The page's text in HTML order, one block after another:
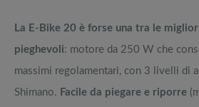
La E-Bike 20 è forse una tra le
pieghevoli: motore da 250 W che
massimi regolamentari, con 3 livelli di
Shimano. Facile da piegare e riporre